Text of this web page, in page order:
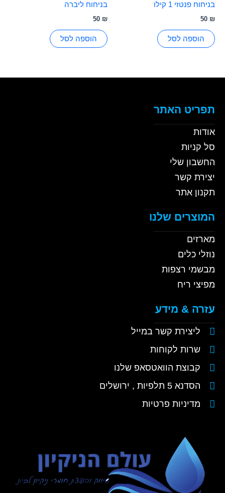
בניחוח פנטזי 1 קילו
50 ₪
הוספה לסל
בניחוח ליברה
50 ₪
הוספה לסל
תפריט האתר
אודות
סל קניות
החשבון שלי
יצירת קשר
תקנון אתר
המוצרים שלנו
מארזים
נוזלי כלים
מבשמי רצפות
מפיצי ריח
עזרה & מידע
ליצירת קשר במייל
שרות לקוחות
קבוצת הוואטסאפ שלנו
הסדנא 5 תלפיות , ירושלים
מדיניות פרטיות